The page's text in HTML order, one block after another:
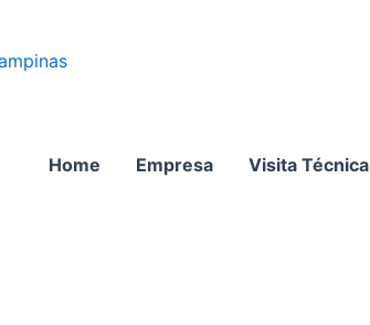
Home Empresa Visita Técnica